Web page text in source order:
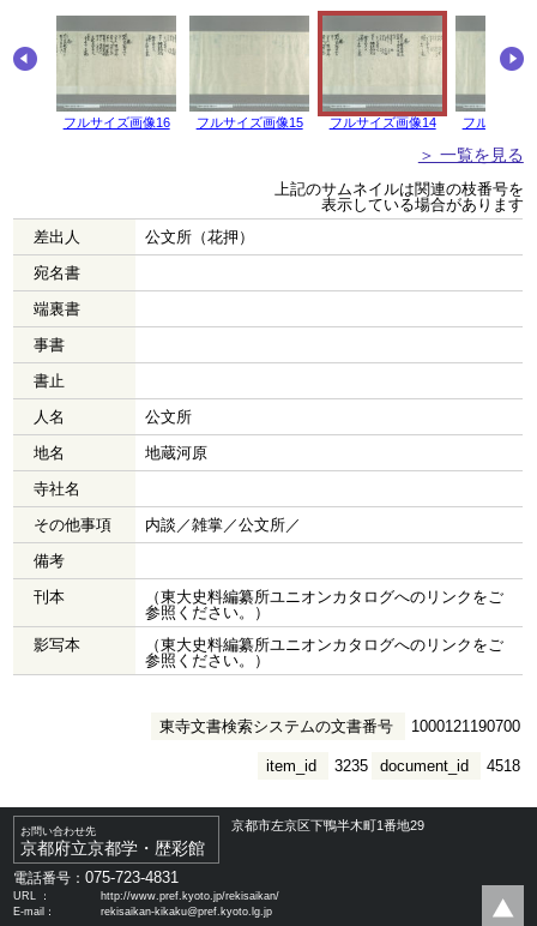
フルサイズ画像16 フルサイズ画像15 フルサイズ画像14 フルサイズ
＞ 一覧を見る
上記のサムネイルは関連の枝番号を
表示している場合があります
差出人
公文所（花押）
宛名書
端裏書
事書
書止
人名
公文所
地名
地蔵河原
寺社名
その他事項
内談／雑掌／公文所／
備考
刊本
（東大史料編纂所ユニオンカタログへのリンクをご
参照ください。）
影写本
（東大史料編纂所ユニオンカタログへのリンクをご
参照ください。）
東寺文書検索システムの文書番号 1000121190700
document_id 4518
item_id 3235
お問い合わせ先
京都府立京都学・歴彩館
京都市左京区下鴨半木町1番地29
電話番号：075-723-4831
URL ：
http://www.pref.kyoto.jp/rekisaikan/
E-mail：
rekisaikan-kikaku@pref.kyoto.lg.jp